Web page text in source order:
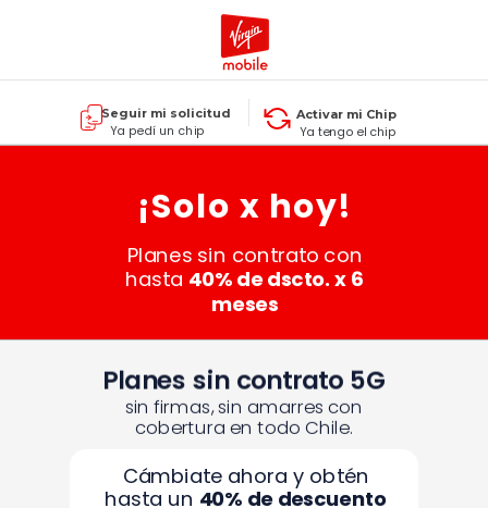
Cámbiate ahora y obtén
hasta un 40% dedescuento
Planes sin contrato 5G
sin firmas, sin amarres con
cobertura en todo Chile.
Seguir mi solicitud Activar mi Chip
Ya tengo el chip
Ya pedí un chip
¡Solo x hoy!
Planes sin contrato con
hasta 40% de dscto. x 6
meses